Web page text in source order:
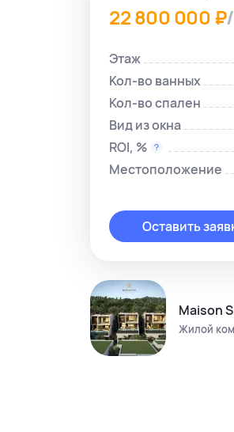
22 800 000 ₽
Этаж
Кол-во ванных
Кол-во спален
Вид из окна
ROI, %
Местоположение
Оставить
Maison
Жилой